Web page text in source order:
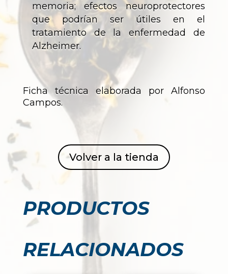
memoria; efectos neuroprotectores
que podrían ser útiles en el
tratamiento de la enfermedad de
Alzheimer.
Ficha técnica elaborada por Alfonso
Campos.
Volver a la tienda
PRODUCTOS
RELACIONADOS